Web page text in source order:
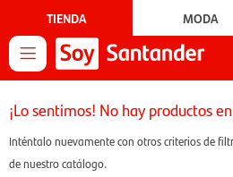
TIENDA MODA

¡Lo sentimos! No hay productos
Inténtalo nuevamente con otros criterios de
de nuestro catálogo.